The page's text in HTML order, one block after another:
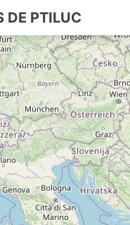
DE PTILUC